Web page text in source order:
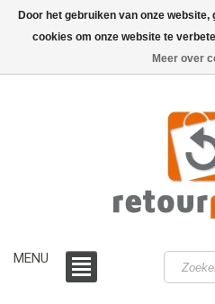
MENU
Door het gebruiken van onze
cookies om onze website te
Meer over